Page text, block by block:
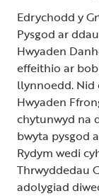
Edrychodd y
Pysgod ar
Hwyaden
effeithio ar
llynnoedd. Nid
Hwyaden
chytunwyd na
bwyta pysgod
Rydym wedi
Thrwyddedau
adolygiad